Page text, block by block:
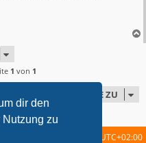
dir den
zu
1 von 1
GEHE ZU
UTC+02:00